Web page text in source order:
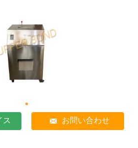
ス お問い合わせ